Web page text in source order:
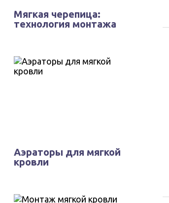
Мягкая черепица:
технология монтажа
Аэраторы для мягкой
кровли